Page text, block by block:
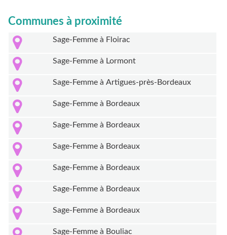
Communes à proximité
Sage-Femme à Floirac
Sage-Femme à Lormont
Sage-Femme à Artigues-près-Bordeaux
Sage-Femme à Bordeaux
Sage-Femme à Bordeaux
Sage-Femme à Bordeaux
Sage-Femme à Bordeaux
Sage-Femme à Bordeaux
Sage-Femme à Bordeaux
Sage-Femme à Bouliac